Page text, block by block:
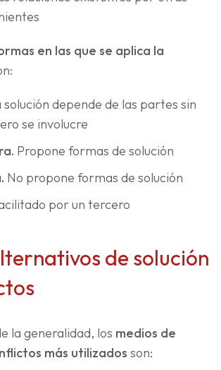
en las que se aplica la
solución depende de las partes sin
se involucre
Propone formas de solución
No propone formas de solución
por un tercero
de solución
la generalidad, los medios de
más utilizados son: